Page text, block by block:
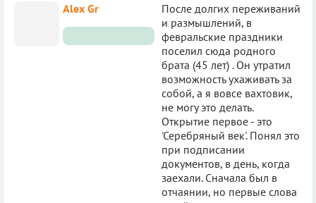
Alex Gr
После долгих переживаний
и размышлений, в
февральские праздники
поселил сюда родного
брата (45 лет) . Он утратил
возможность ухаживать за
собой, а я вовсе вахтовик,
не могу это делать.
Открытие первое - это
'Серебряный век'. Понял это
при подписании
документов, в день, когда
заехали. Сначала был в
отчаянии, но первые слова